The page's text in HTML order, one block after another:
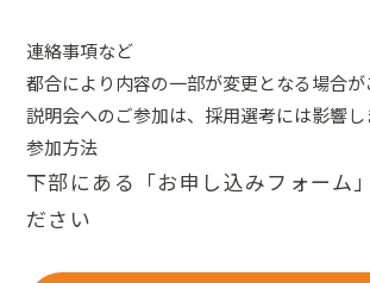
連絡事項など
都合により内容の一部が変更となる場合が
説明会へのご参加は、採用選考には影響し
参加方法
下部にある「お申し込みフォーム
ださい